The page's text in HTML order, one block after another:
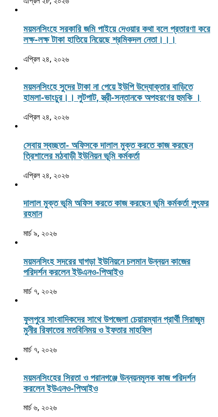
ময়মনসিংহে সরকারি জমি পাইয়ে দেওয়ার কথা বলে প্রতারণা করে
লক্ষ-লক্ষ টাকা হাতিয়ে নিয়েছে শ্রমিকদল নেতা।।।
এপ্রিল ২৪, ২০২৬
ময়মনসিংহে সুদের টাকা না পেয়ে ইউপি উদ্যোক্তার বাড়িতে
হামলা-ভাংচুর।। লুটপাট, স্ত্রী‌-সন্তানকে অপহরণের হুমকি ।
এপ্রিল ২৪, ২০২৬
সেবায় স্বচ্ছতা- অফিসকে দালাল মুক্ত করতে কাজ করছেন
ত্রিশালের মঠবাড়ী ইউনিয়ন ভূমি কর্মকর্তা
এপ্রিল ২৪, ২০২৬
দালাল মুক্ত ভূমি অফিস করতে কাজ করছেন ভূমি কর্মকর্তা লুৎফর
রহমান
মার্চ ৯, ২০২৬
ময়মনসিংহ সদরের ঘাগড়া ইউনিয়নে চলমান উন্নয়ন কাজের
পরিদর্শন করলেন ইউএনও-পিআইও
মার্চ ৭, ২০২৬
ফুলপুরে সাংবাদিকদের সাথে উপজেলা চেয়ারম্যান প্রার্থী সিরাজুম
মুনীর রিফাতের মতবিনিময় ও ইফতার মাহফিল
মার্চ ৭, ২০২৬
ময়মনসিংহের সিরতা ও পরানগঞ্জে উন্নয়নমূলক কাজ পরিদর্শন
করলেন ইউএনও-পিআইও
মার্চ ৬, ২০২৬